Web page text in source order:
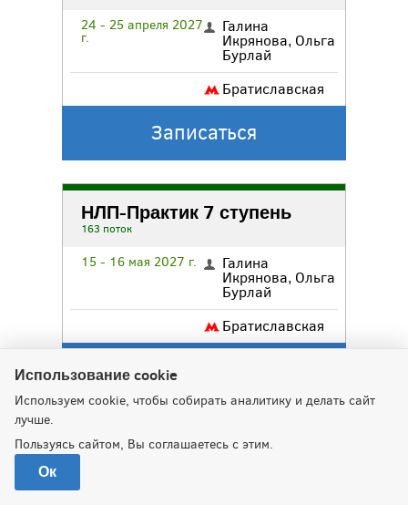
24 - 25 апреля 2027
г.
Галина
Икрянова, Ольга
Бурлай
Братиславская
Записаться
НЛП-Практик 7 ступень
163 поток
15 - 16 мая 2027 г. Галина
Икрянова, Ольга
Бурлай
Братиславская
Записаться
НЛП-Практик 3 ступень
Использование cookie
Используем cookie, чтобы собирать аналитику и делать сайт
лучше.
Пользуясь сайтом, Вы соглашаетесь с этим.
Ок